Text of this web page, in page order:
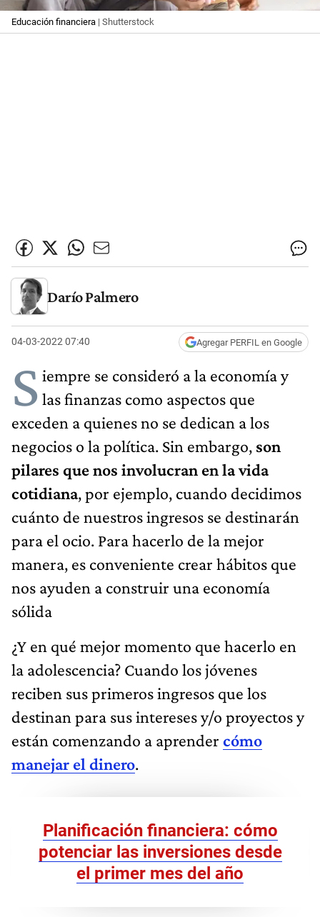
Educación financiera | Shutterstock
Darío Palmero
04-03-2022 07:40 Agregar PERFIL en Google
S iempre se consideró a la economía y
las finanzas como aspectos que
exceden a quienes no se dedican a los
negocios o la política. Sin embargo, son
pilares que nos involucran en la vida
cotidiana, por ejemplo, cuando decidimos
cuánto de nuestros ingresos se destinarán
para el ocio. Para hacerlo de la mejor
manera, es conveniente crear hábitos que
nos ayuden a construir una economía
sólida
¿Y en qué mejor momento que hacerlo en
la adolescencia? Cuando los jóvenes
reciben sus primeros ingresos que los
destinan para sus intereses y/o proyectos y
están comenzando a aprender cómo
manejar el dinero.
Planificación financiera: cómo
potenciar las inversiones desde
el primer mes del año